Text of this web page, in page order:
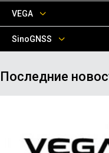
VEGA
SinoGNSS
Последние